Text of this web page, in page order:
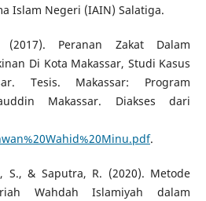
Islam Negeri (IAIN) Salatiga.
Peranan Zakat Dalam
Di Kota Makassar, Studi Kasus
Tesis. Makassar: Program
Makassar. Diakses dari
.
S., & Saputra, R. (2020). Metode
Wahdah Islamiyah dalam